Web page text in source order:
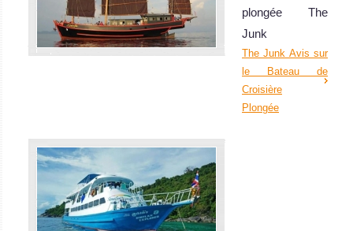
plongée The
Junk
The Junk Avis sur
le Bateau de
Croisière
Plongée